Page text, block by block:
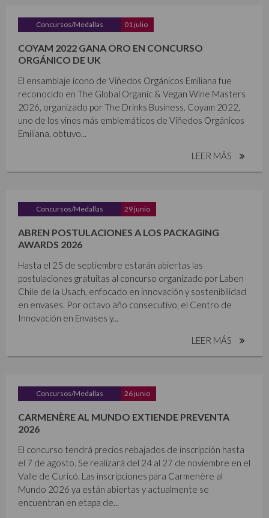
Concursos/Medallas 01 julio
COYAM 2022 GANA ORO EN CONCURSO
ORGÁNICO DE UK
El ensamblaje ícono de Viñedos Orgánicos Emiliana fue
reconocido en The Global Organic & Vegan Wine Masters
2026, organizado por The Drinks Business. Coyam 2022,
uno de los vinos más emblemáticos de Viñedos Orgánicos
Emiliana, obtuvo...
LEER MÁS
Concursos/Medallas 29 junio
ABREN POSTULACIONES A LOS PACKAGING
AWARDS 2026
Hasta el 25 de septiembre estarán abiertas las
postulaciones gratuitas al concurso organizado por Laben
Chile de la Usach, enfocado en innovación y sostenibilidad
en envases. Por octavo año consecutivo, el Centro de
Innovación en Envases y...
LEER MÁS
Concursos/Medallas 26 junio
CARMENÈRE AL MUNDO EXTIENDE PREVENTA
2026
El concurso tendrá precios rebajados de inscripción hasta
el 7 de agosto. Se realizará del 24 al 27 de noviembre en el
Valle de Curicó. Las inscripciones para Carmenère al
Mundo 2026 ya están abiertas y actualmente se
encuentran en etapa de...